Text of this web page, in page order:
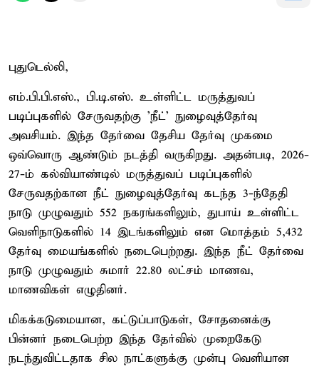
புதுடெல்லி,
எம்.பி.பி.எஸ்., பி.டி.எஸ். உள்ளிட்ட மருத்துவப்
படிப்புகளில் சேருவதற்கு 'நீட்' நுழைவுத்தேர்வு
அவசியம். இந்த தேர்வை தேசிய தேர்வு முகமை
ஒவ்வொரு ஆண்டும் நடத்தி வருகிறது. அதன்படி, 2026-
27-ம் கல்வியாண்டில் மருத்துவப் படிப்புகளில்
சேருவதற்கான நீட் நுழைவுத்தேர்வு கடந்த 3-ந்தேதி
நாடு முழுவதும் 552 நகரங்களிலும், துபாய் உள்ளிட்ட
வெளிநாடுகளில் 14 இடங்களிலும் என மொத்தம் 5,432
தேர்வு மையங்களில் நடைபெற்றது. இந்த நீட் தேர்வை
நாடு முழுவதும் சுமார் 22.80 லட்சம் மாணவ,
மாணவிகள் எழுதினர்.
மிகக்கடுமையான, கட்டுப்பாடுகள், சோதனைக்கு
பின்னர் நடைபெற்ற இந்த தேர்வில் முறைகேடு
நடந்துவிட்டதாக சில நாட்களுக்கு முன்பு வெளியான